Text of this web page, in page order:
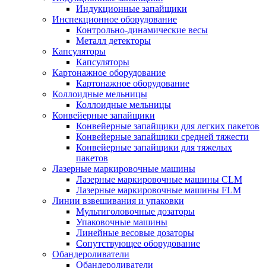
Индукционные запайщики
Инспекционное оборудование
Контрольно-динамические весы
Металл детекторы
Капсуляторы
Капсуляторы
Картонажное оборудование
Картонажное оборудование
Коллоидные мельницы
Коллоидные мельницы
Конвейерные запайщики
Конвейерные запайщики для легких пакетов
Конвейерные запайщики средней тяжести
Конвейерные запайщики для тяжелых
пакетов
Лазерные маркировочные машины
Лазерные маркировочные машины CLM
Лазерные маркировочные машины FLM
Линии взвешивания и упаковки
Мультиголовочные дозаторы
Упаковочные машины
Линейные весовые дозаторы
Сопутствующее оборудование
Обандероливатели
Обандероливатели